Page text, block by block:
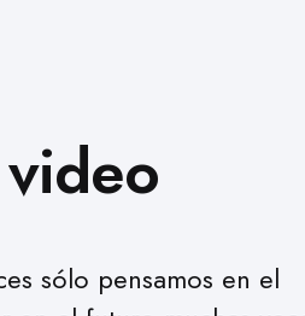
sólo pensamos en el